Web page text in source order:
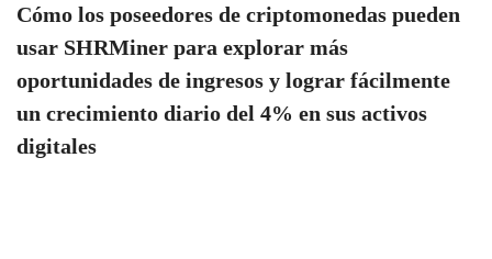
Cómo los poseedores de criptomonedas pueden
usar SHRMiner para explorar más
oportunidades de ingresos y lograr fácilmente
un crecimiento diario del 4% en sus activos
digitales